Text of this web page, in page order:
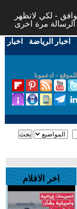
- لكي لاتظهر
- اخبار الرياضة - اخبار
للموقع - ادعمونا
اخر الافلام